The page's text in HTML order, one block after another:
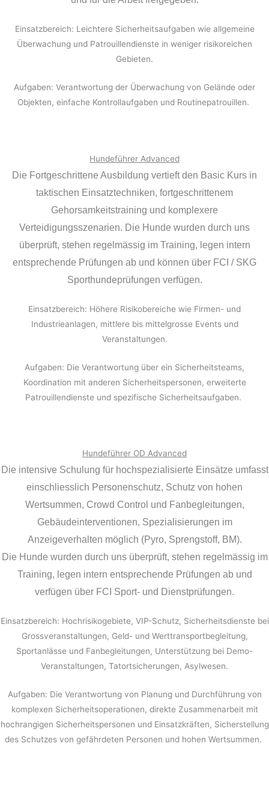
Einsatzbereich: Leichtere Sicherheitsaufgaben wie allgemeine
Überwachung und Patrouillendienste in weniger risikoreichen
Gebieten.
Aufgaben: Verantwortung der Überwachung von Gelände oder
Objekten, einfache Kontrollaufgaben und Routinepatrouillen.
Hundeführer Advanced
Die Fortgeschrittene Ausbildung vertieft den Basic Kurs in
taktischen Einsatztechniken, fortgeschrittenem
Gehorsamkeitstraining und komplexere
Verteidigungsszenarien. Die Hunde wurden durch uns
überprüft, stehen regelmässig im Training, legen intern
entsprechende Prüfungen ab und können über FCI / SKG
Sporthundeprüfungen verfügen.
Einsatzbereich: Höhere Risikobereiche wie Firmen- und
Industrieanlagen, mittlere bis mittelgrosse Events und
Veranstaltungen.
Aufgaben: Die Verantwortung über ein Sicherheitsteams,
Koordination mit anderen Sicherheitspersonen, erweiterte
Patrouillendienste und spezifische Sicherheitsaufgaben.
Hundeführer OD Advanced
Die intensive Schulung für hochspezialisierte Einsätze umfasst
einschliesslich Personenschutz, Schutz von hohen
Wertsummen, Crowd Control und Fanbegleitungen,
Gebäudeinterventionen, Spezialisierungen im
Anzeigeverhalten möglich (Pyro, Sprengstoff, BM).
Die Hunde wurden durch uns überprüft, stehen regelmässig im
Training, legen intern entsprechende Prüfungen ab und
verfügen über FCI Sport- und Dienstprüfungen.
Einsatzbereich: Hochrisikogebiete, VIP-Schutz, Sicherheitsdienste bei
Grossveranstaltungen, Geld- und Werttransportbegleitung,
Sportanlässe und Fanbegleitungen, Unterstützung bei Demo-
Veranstaltungen, Tatortsicherungen, Asylwesen.
Aufgaben: Die Verantwortung von Planung und Durchführung von
komplexen Sicherheitsoperationen, direkte Zusammenarbeit mit
hochrangigen Sicherheitspersonen und Einsatzkräften, Sicherstellung
des Schutzes von gefährdeten Personen und hohen Wertsummen.